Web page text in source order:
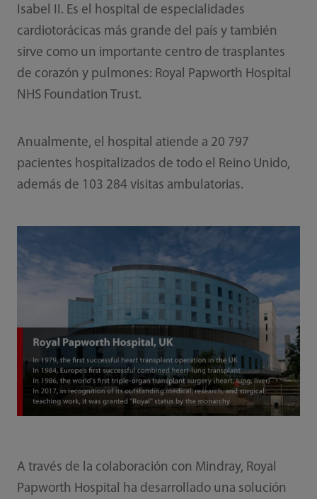
Isabel II. Es el hospital de especialidades
cardiotorácicas más grande del país y también
sirve como un importante centro de trasplantes
de corazón y pulmones: Royal Papworth Hospital
NHS Foundation Trust.
Anualmente, el hospital atiende a 20 797
pacientes hospitalizados de todo el Reino Unido,
además de 103 284 visitas ambulatorias.
A través de la colaboración con Mindray, Royal
Papworth Hospital ha desarrollado una solución